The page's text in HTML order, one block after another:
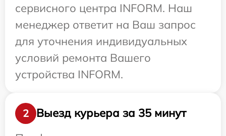
сервисного центра INFORM. Наш
менеджер ответит на Ваш запрос
для уточнения индивидуальных
условий ремонта Вашего
устройства INFORM.
2
Выезд курьера за 35 минут